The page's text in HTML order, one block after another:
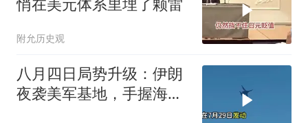
附允历史观
八月四日局势升级：伊朗
夜袭美军基地，手握海峡